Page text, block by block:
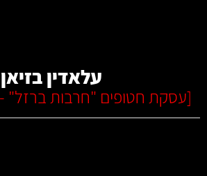
עלאדין בזיאן
[עסקת חטופים "חרבות